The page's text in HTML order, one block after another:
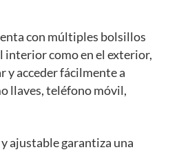
con múltiples bolsillos
interior como en el exterior,
y acceder fácilmente a
llaves, teléfono móvil,
ajustable garantiza una